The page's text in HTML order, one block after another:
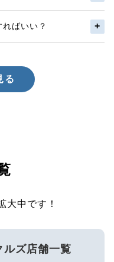
ばいい？
る
大中です！
ルズ店舗一覧